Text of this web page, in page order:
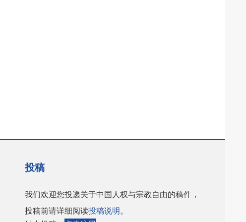
投稿
我们欢迎您投递关于中国人权与宗教自由的稿件，
投稿前请详细阅读投稿说明。